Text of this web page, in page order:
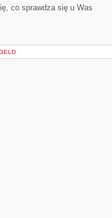
co sprawdza się u Was